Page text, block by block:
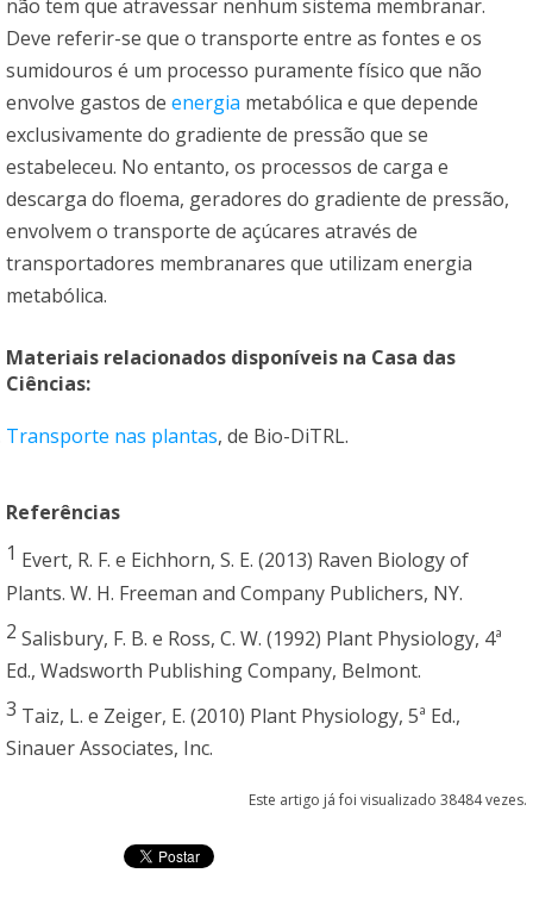
não tem que atravessar nenhum sistema membranar.
Deve referir-se que o transporte entre as fontes e os
sumidouros é um processo puramente físico que não
envolve gastos de energia metabólica e que depende
exclusivamente do gradiente de pressão que se
estabeleceu. No entanto, os processos de carga e
descarga do floema, geradores do gradiente de pressão,
envolvem o transporte de açúcares através de
transportadores membranares que utilizam energia
metabólica.
Materiais relacionados disponíveis na Casa das
Ciências:
Transporte nas plantas, de Bio-DiTRL.
Referências
1 Evert, R. F. e Eichhorn, S. E. (2013) Raven Biology of
Plants. W. H. Freeman and Company Publichers, NY.
2 Salisbury, F. B. e Ross, C. W. (1992) Plant Physiology, 4ª
Ed., Wadsworth Publishing Company, Belmont.
3 Taiz, L. e Zeiger, E. (2010) Plant Physiology, 5ª Ed.,
Sinauer Associates, Inc.
Este artigo já foi visualizado 38484 vezes.